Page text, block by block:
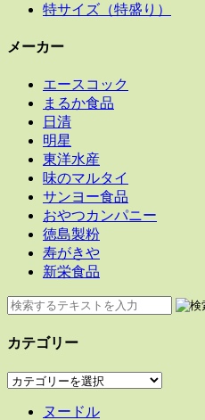
特サイズ（特盛り）
メーカー
エースコック
まるか食品
日清
明星
東洋水産
味のマルタイ
サンヨー食品
おやつカンパニー
徳島製粉
寿がきや
新栄食品
カテゴリー
カ
ヌードル